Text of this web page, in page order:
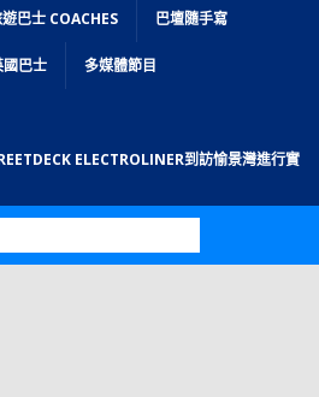
巴士 COACHES 巴壇隨手寫
國巴士 多媒體節目
ELECTROLINER到訪愉景灣進行實